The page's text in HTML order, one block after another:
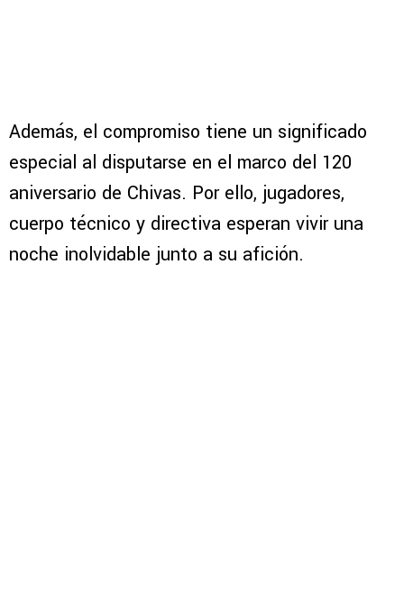
Además, el compromiso tiene un significado
especial al disputarse en el marco del 120
aniversario de Chivas. Por ello, jugadores,
cuerpo técnico y directiva esperan vivir una
noche inolvidable junto a su afición.